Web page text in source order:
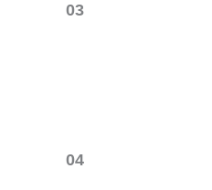
03
04